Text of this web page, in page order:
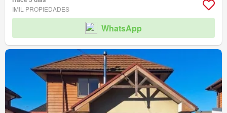
IMIL PROPIEDADES
WhatsApp